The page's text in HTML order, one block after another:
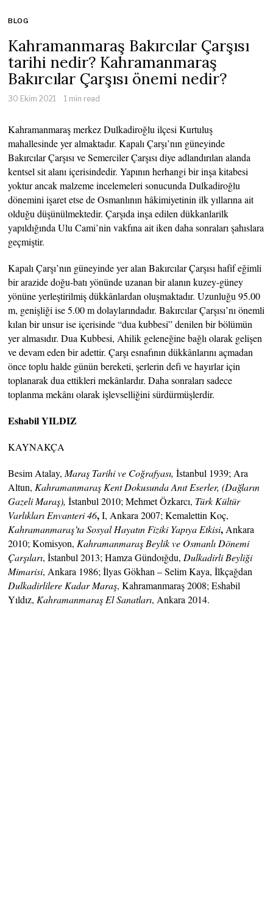
BLOG
Kahramanmaraş Bakırcılar Çarşısı
tarihi nedir? Kahramanmaraş
Bakırcılar Çarşısı önemi nedir?
30 Ekim 2021 1 min read
Kahramanmaraş merkez Dulkadiroğlu ilçesi Kurtuluş
mahallesinde yer almaktadır. Kapalı Çarşı’nın güneyinde
Bakırcılar Çarşısı ve Semerciler Çarşısı diye adlandırılan alanda
kentsel sit alanı içerisindedir. Yapının herhangi bir inşa kitabesi
yoktur ancak malzeme incelemeleri sonucunda Dulkadiroğlu
dönemini işaret etse de Osmanlının hâkimiyetinin ilk yıllarına ait
olduğu düşünülmektedir. Çarşıda inşa edilen dükkanlarilk
yapıldığında Ulu Cami’nin vakfına ait iken daha sonraları şahıslara
geçmiştir.
Kapalı Çarşı’nın güneyinde yer alan Bakırcılar Çarşısı hafif eğimli
bir arazide doğu-batı yönünde uzanan bir alanın kuzey-güney
yönüne yerleştirilmiş dükkânlardan oluşmaktadır. Uzunluğu 95.00
m, genişliği ise 5.00 m dolaylarındadır. Bakırcılar Çarşısı’nı önemli
kılan bir unsur ise içerisinde “dua kubbesi” denilen bir bölümün
yer almasıdır. Dua Kubbesi, Ahilik geleneğine bağlı olarak gelişen
ve devam eden bir adettir. Çarşı esnafının dükkânlarını açmadan
önce toplu halde günün bereketi, şerlerin defi ve hayırlar için
toplanarak dua ettikleri mekânlardır. Daha sonraları sadece
toplanma mekânı olarak işlevselliğini sürdürmüşlerdir.
Eshabil YILDIZ
KAYNAKÇA
Besim Atalay, Maraş Tarihi ve Coğrafyası, İstanbul 1939; Ara
Altun, Kahramanmaraş Kent Dokusunda Anıt Eserler, (Dağların
Gazeli Maraş), İstanbul 2010; Mehmet Özkarcı, Türk Kültür
Varlıkları Envanteri 46,I, Ankara 2007; Kemalettin Koç,
Kahramanmaraş’ta Sosyal Hayatın Fiziki Yapıya Etkisi,Ankara
2010; Komisyon, Kahramanmaraş Beylik ve Osmanlı Dönemi
Çarşıları, İstanbul 2013; Hamza Gündoığdu, Dulkadirli Beyliği
Mimarisi, Ankara 1986; İlyas Gökhan – Selim Kaya, İlkçağdan
Dulkadirlilere Kadar Maraş, Kahramanmaraş 2008; Eshabil
Yıldız, Kahramanmaraş El Sanatları, Ankara 2014.